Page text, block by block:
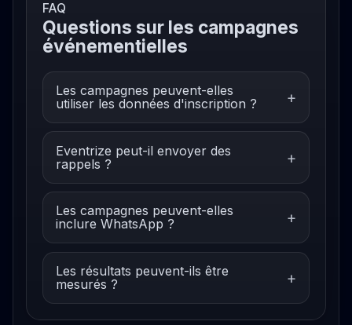
FAQ
Questions sur les campagnes
événementielles
Les campagnes peuvent-elles
utiliser les données d'inscription ?
Eventrize peut-il envoyer des
rappels ?
Les campagnes peuvent-elles
inclure WhatsApp ?
Les résultats peuvent-ils être
mesurés ?